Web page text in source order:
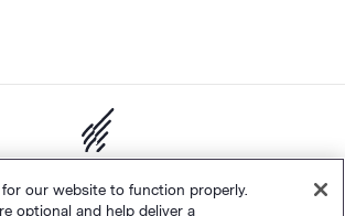
for our website to function properly.
optional and help deliver a